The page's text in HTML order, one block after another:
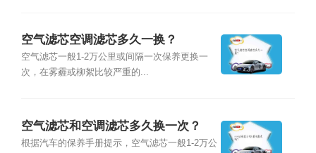
空气滤芯空调滤芯多久一换？
空气滤芯一般1-2万公里或间隔一次保养更换一
次，在雾霾或柳絮比较严重的...
空气滤芯和空调滤芯多久换一次？
根据汽车的保养手册提示，空气滤芯一般1-2万公